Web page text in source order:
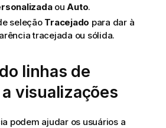
ou Auto.
seleção Tracejado para dar à
tracejada ou sólida.
linhas de
visualizações
podem ajudar os usuários a